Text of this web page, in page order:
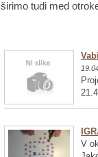
širimo tudi med
V